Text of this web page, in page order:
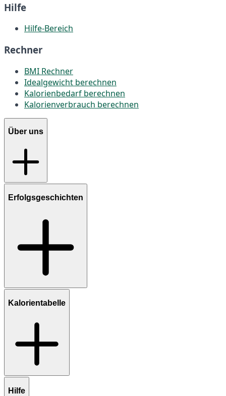
Hilfe
Hilfe-Bereich
Rechner
BMI Rechner
Idealgewicht berechnen
Kalorienbedarf berechnen
Kalorienverbrauch berechnen
Über uns
Erfolgsgeschichten
Kalorientabelle
Hilfe